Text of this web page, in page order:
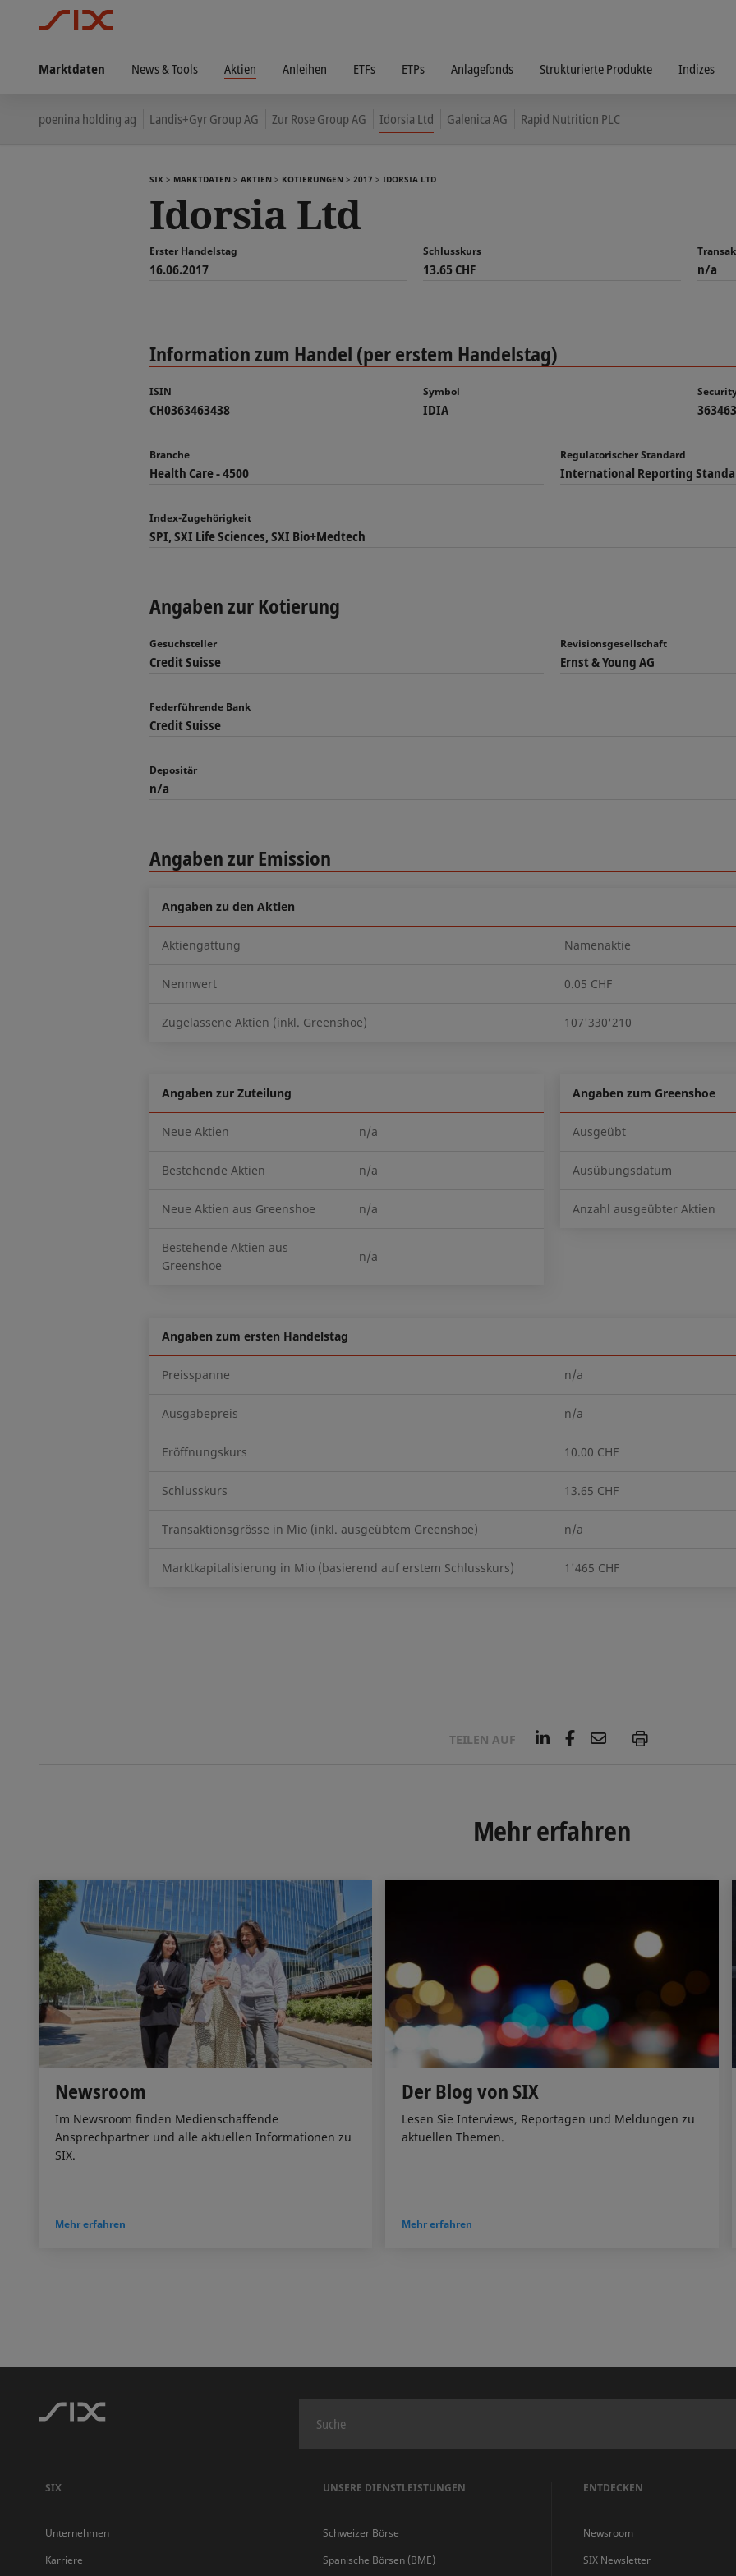
Marktdaten News & Tools Aktien Anleihen ETFs ETPs Anlagefonds Strukturierte Produkte Indizes
poenina holding ag Landis+Gyr Group AG Zur Rose Group AG Idorsia Ltd Galenica AG Rapid Nutrition PLC
SIX MARKTDATEN AKTIEN KOTIERUNGEN 2017 IDORSIA LTD
Idorsia Ltd
Erster Handelstag
16.06.2017
Schlusskurs
13.65 CHF n/a
Information zum Handel (per erstem Handelstag)
ISIN
CH0363463438
Symbol
IDIA
Branche
Health Care - 4500
Regulatorischer Standard
International Reporting
Index-Zugehörigkeit
SPI, SXI Life Sciences, SXI Bio+Medtech
Angaben zur Kotierung
Gesuchsteller
Credit Suisse
Revisionsgesellschaft
Ernst & Young AG
Federführende Bank
Credit Suisse
Depositär
n/a
Angaben zur Emission
Angaben zu den Aktien
Aktiengattung Namenaktie
Nennwert 0.05 CHF
Zugelassene Aktien (inkl. Greenshoe) 107'330'210
Angaben zur Zuteilung
Neue Aktien n/a
Bestehende Aktien n/a
Neue Aktien aus Greenshoe n/a
Bestehende Aktien aus
Greenshoe
n/a
Angaben zum Greenshoe
Ausgeübt
Ausübungsdatum
Anzahl ausgeübter Aktien
Angaben zum ersten Handelstag
Preisspanne n/a
Ausgabepreis n/a
Eröffnungskurs 10.00 CHF
Schlusskurs 13.65 CHF
Transaktionsgrösse in Mio (inkl. ausgeübtem Greenshoe) n/a
Marktkapitalisierung in Mio (basierend auf erstem Schlusskurs) 1'465 CHF
TEILEN AUF
L
I
F
o
E
P
Mehr erfahren
Newsroom
Im Newsroom finden Medienschaffende
Ansprechpartner und alle aktuellen Informationen zu
SIX.
Mehr erfahren
Der Blog von SIX
Lesen Sie Interviews, Reportagen und Meldungen zu
aktuellen Themen.
Mehr erfahren
SIX
Unternehmen
Karriere
UNSERE DIENSTLEISTUNGEN
Schweizer Börse
Spanische Börsen (BME)
ENTDECKEN
Newsroom
SIX Newsletter